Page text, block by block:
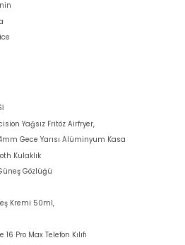
Yağsız Fritöz Airfryer,
Gece Yarısı Alüminyum Kasa
Kulaklık
Gözlüğü
Kremi 50ml,
Pro Max Telefon Kılıfı